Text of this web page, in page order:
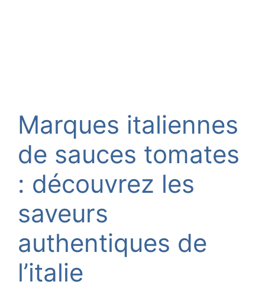
Marques italiennes
de sauces tomates
: découvrez les
saveurs
authentiques de
l’italie